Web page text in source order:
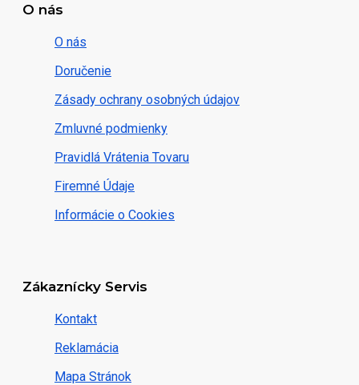
O nás
O nás
Doručenie
Zásady ochrany osobných údajov
Zmluvné podmienky
Pravidlá Vrátenia Tovaru
Firemné Údaje
Informácie o Cookies
Zákaznícky Servis
Kontakt
Reklamácia
Mapa Stránok